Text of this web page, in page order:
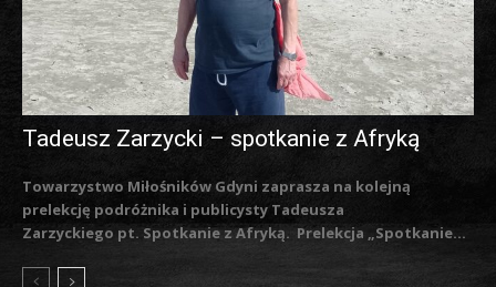
Tadeusz Zarzycki – spotkanie z Afryką
Towarzystwo Miłośników Gdyni zaprasza na kolejną
prelekcję podróżnika i publicysty Tadeusza
Zarzyckiego pt. Spotkanie z Afryką. Prelekcja „Spotkanie...